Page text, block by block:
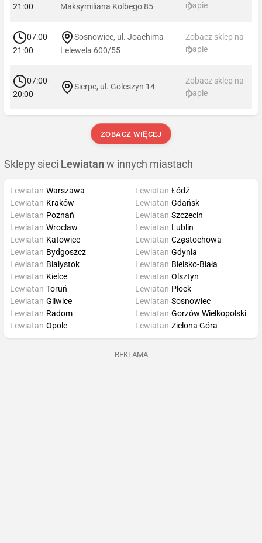
21:00 Maksymiliana Kolbego 85 mapie
07:00-
21:00
Sosnowiec, ul. Joachima
Lelewela 600/55
Zobacz sklep na
mapie
07:00-
20:00
Sierpc, ul. Goleszyn 14
Zobacz sklep na
mapie
ZOBACZ WIĘCEJ
Sklepy sieci Lewiatan w innych miastach
Lewiatan Warszawa
Lewiatan Kraków
Lewiatan Poznań
Lewiatan Wrocław
Lewiatan Łódź
Lewiatan Gdańsk
Lewiatan Szczecin
Lewiatan Lublin
Lewiatan Katowice
Lewiatan Bydgoszcz
Lewiatan Białystok
Lewiatan Kielce
Lewiatan Częstochowa
Lewiatan Gdynia
Lewiatan Bielsko-Biała
Lewiatan Olsztyn
Lewiatan Toruń
Lewiatan Gliwice
Lewiatan Radom
Lewiatan Opole
Lewiatan Płock
Lewiatan Sosnowiec
Lewiatan Gorzów Wielkopolski
Lewiatan Zielona Góra
REKLAMA